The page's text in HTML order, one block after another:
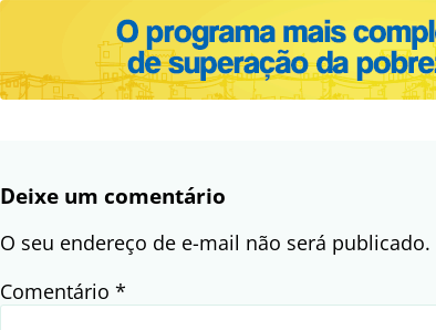
Deixe um comentário
O seu endereço de e-mail não será publicado.
Comentário *